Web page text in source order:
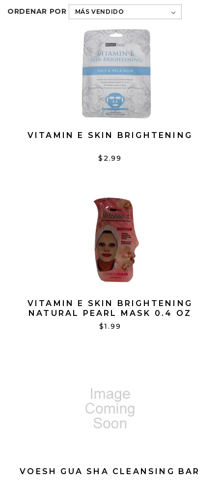
ORDENAR POR
VITAMIN E SKIN BRIGHTENING
$2.99
VITAMIN E SKIN BRIGHTENING
NATURAL PEARL MASK 0.4 OZ
$1.99
VOESH GUA SHA CLEANSING BAR